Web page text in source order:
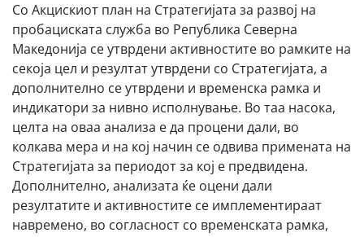
Со Акцискиот план на Стратегијата за развој на
пробациската служба во Република Северна
Македонија се утврдени активностите во рамките на
секоја цел и резултат утврдени со Стратегијата, а
дополнително се утврдени и временска рамка и
индикатори за нивно исполнување. Во таа насока,
целта на оваа анализа е да процени дали, во
колкава мера и на кој начин се одвива примената на
Стратегијата за периодот за кој е предвидена.
Дополнително, анализата ќе оцени дали
резултатите и активностите се имплементираат
навремено, во согласност со временската рамка,